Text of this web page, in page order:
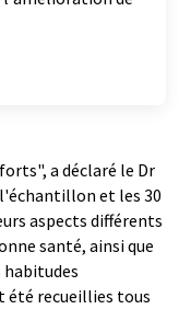
a déclaré le Dr
et les 30
aspects différents
santé, ainsi que
été recueillies tous